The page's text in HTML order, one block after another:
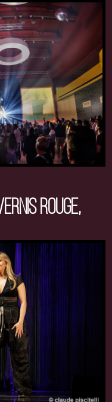
ROUGE,